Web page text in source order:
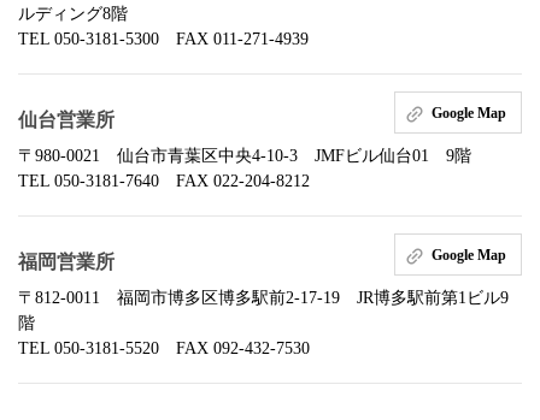
ルディング8階
TEL 050-3181-5300 FAX 011-271-4939
仙台営業所 Google Map
〒980-0021 仙台市青葉区中央4-10-3 JMFビル仙台01 9階
TEL 050-3181-7640 FAX 022-204-8212
福岡営業所 Google Map
〒812-0011 福岡市博多区博多駅前2-17-19 JR博多駅前第1ビル9
階
TEL 050-3181-5520 FAX 092-432-7530